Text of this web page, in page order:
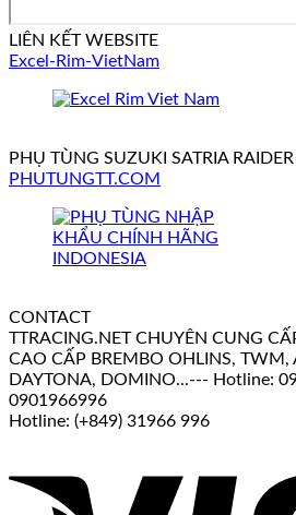
LIÊN KẾT WEBSITE
Excel-Rim-VietNam
PHỤ TÙNG SUZUKI SATRIA RAIDER
PHUTUNGTT.COM
CONTACT
TTRACING.NET CHUYÊN CUNG
CAO CẤP BREMBO OHLINS, TWM,
DAYTONA, DOMINO...--- Hotline:
0901966996
Hotline: (+849) 31966 996